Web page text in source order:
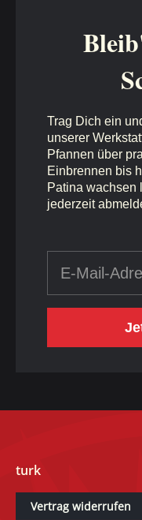
Trag Dich ein
unserer
Pfannen über
Einbrennen bis
Patina wachsen
jederzeit
turk
Vertrag widerrufen